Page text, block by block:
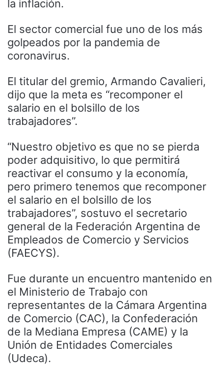
la inflación.
El sector comercial fue uno de los más
golpeados por la pandemia de
coronavirus.
El titular del gremio, Armando Cavalieri,
dijo que la meta es “recomponer el
salario en el bolsillo de los
trabajadores”.
“Nuestro objetivo es que no se pierda
poder adquisitivo, lo que permitirá
reactivar el consumo y la economía,
pero primero tenemos que recomponer
el salario en el bolsillo de los
trabajadores”, sostuvo el secretario
general de la Federación Argentina de
Empleados de Comercio y Servicios
(FAECYS).
Fue durante un encuentro mantenido en
el Ministerio de Trabajo con
representantes de la Cámara Argentina
de Comercio (CAC), la Confederación
de la Mediana Empresa (CAME) y la
Unión de Entidades Comerciales
(Udeca).